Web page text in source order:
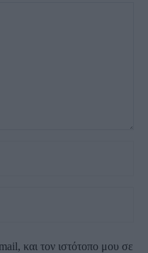
και τον ιστότοπο μου σε